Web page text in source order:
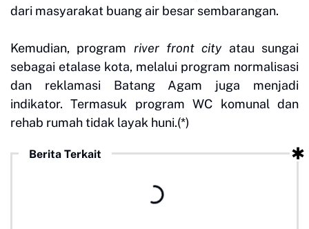
dari masyarakat buang air besar sembarangan.
Kemudian, program river front cityatau sungai
sebagai etalase kota, melalui program normalisasi
dan reklamasi Batang Agam juga menjadi
indikator. Termasuk program WC komunal dan
rehab rumah tidak layak huni.(*)
Berita Terkait